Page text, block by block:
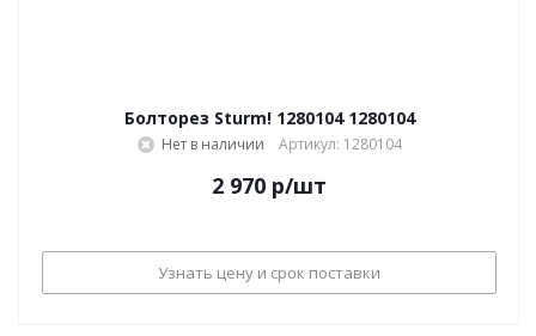
Болторез Sturm! 1280104 1280104
Нет в наличии Артикул: 1280104
2 970 р/шт
Узнать цену и срок поставки